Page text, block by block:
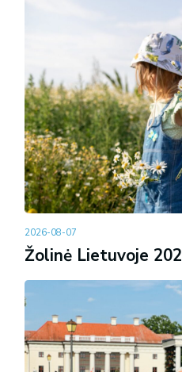
2026-08-07
Žolinė Lietuvoje